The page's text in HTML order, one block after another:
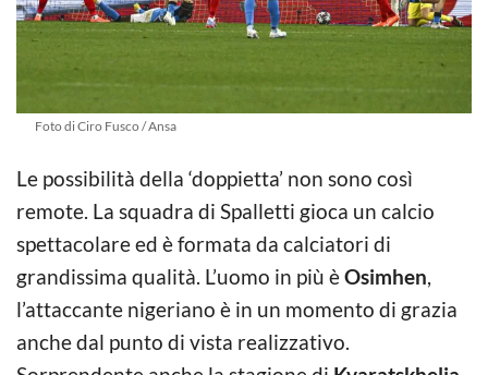
Foto di Ciro Fusco / Ansa
Le possibilità della ‘doppietta’ non sono così
remote. La squadra di Spalletti gioca un calcio
spettacolare ed è formata da calciatori di
grandissima qualità. L’uomo in più èOsimhen,
l’attaccante nigeriano è in un momento di grazia
anche dal punto di vista realizzativo.